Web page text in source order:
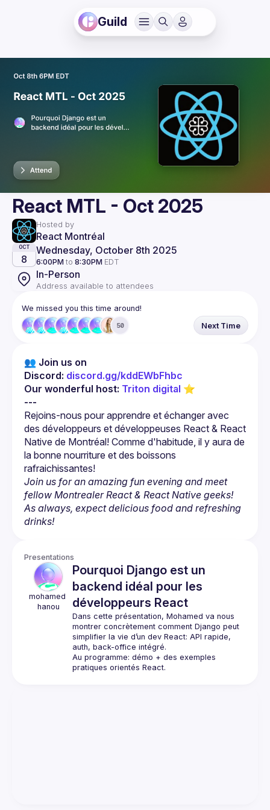
Guild
React MTL - Oct 2025
Hosted by
React Montréal
OCT
8
Wednesday, October 8th 2025
6:00PM to 8:30PM EDT
In-Person
Address available to attendees
We missed you this time around!
50 Next Time
👥 Join us on
Discord: discord.gg/kddEWbFhbc
Our wonderful host: Triton digital ⭐
---
Rejoins-nous pour apprendre et échanger avec
des développeurs et développeuses React & React
Native de Montréal! Comme d'habitude, il y aura de
la bonne nourriture et des boissons
Join us for an amazing fun evening and meet
fellow Montrealer React & React Native geeks!
As always, expect delicious food and refreshing
drinks!
Presentations
mohamed
hanou
Pourquoi Django est un
backend idéal pour les
développeurs React
Dans cette présentation, Mohamed va nous
montrer concrètement comment Django peut
simplifier la vie d’un dev React: API rapide,
Au programme: démo + des exemples